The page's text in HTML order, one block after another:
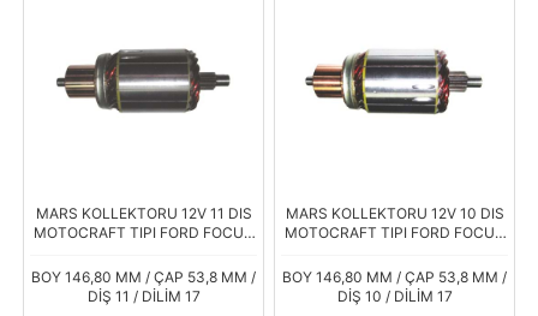
MARS KOLLEKTORU 12V 11 DIS
MOTOCRAFT TIPI FORD FOCUS
BOY 146,80 MM / ÇAP 53,8 MM /
DİŞ 11 / DİLİM 17
MARS KOLLEKTORU 12V 10 DIS
MOTOCRAFT TIPI FORD FOCUS
BOY 146,80 MM / ÇAP 53,8 MM /
DİŞ 10 / DİLİM 17